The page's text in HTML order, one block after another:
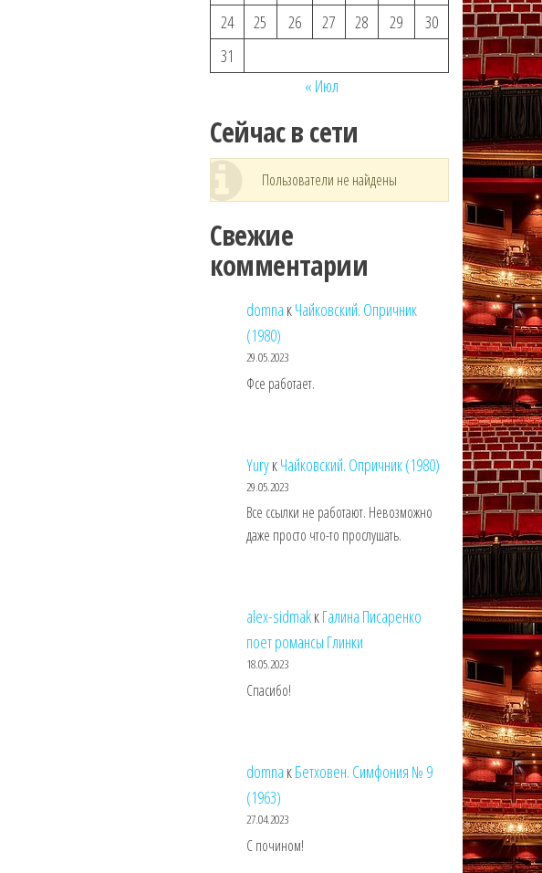
24
25 26 27 28 29
30
31
« Июл
Сейчас в сети
Пользователи не найдены
Свежие
комментарии
domna кЧайковский. Опричник
(1980)
29.05.2023
Фсе работает.
YuryкЧайковский. Опричник (1980)
29.05.2023
Все ссылки не работают. Невозможно
даже просто что-то прослушать.
alex-sidmakкГалина Писаренко
поет романсы Глинки
18.05.2023
Спасибо!
domna кБетховен. Симфония № 9
(1963)
27.04.2023
С почином!